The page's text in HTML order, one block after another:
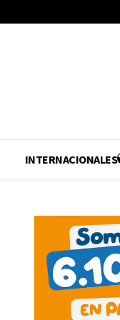
INTERNACIONALES